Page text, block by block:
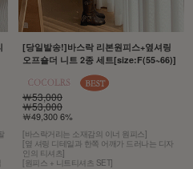
[당일발송!]바스락 리본원피스+옆셔링
오프숄더 니트 2종 세트[size:F(55~66)]
￦53,000
￦53,000
￦49,300 6%
[바스락거리는 소재감의 이너 원피스]
[옆 셔링 디테일과 한쪽 어깨가 드러나는 디자
인의 티셔츠]
[원피스 + 니트티셔츠 SET]